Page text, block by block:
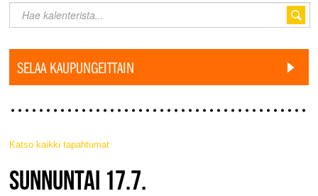
SELAA KAUPUNGEITTAIN
Katso kaikki tapahtumat
JAZZ FINLAND LIVE
SUNNUNTAI 17.7.